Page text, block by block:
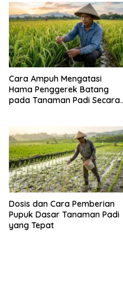
Cara Ampuh Mengatasi
Hama Penggerek Batang
pada Tanaman Padi Secara
Dosis dan Cara Pemberian
Pupuk Dasar Tanaman Padi
yang Tepat